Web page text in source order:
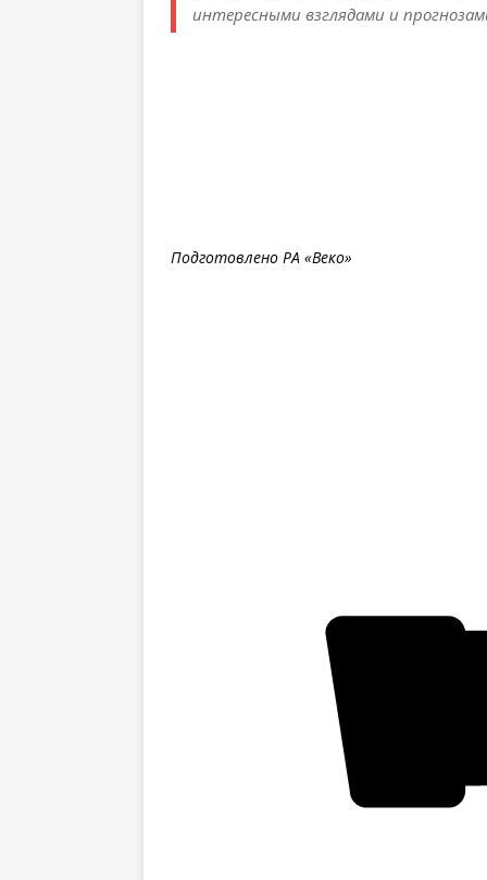
интересными взглядами и
Подготовлено РА «Веко»